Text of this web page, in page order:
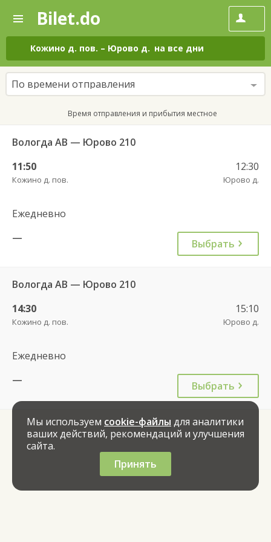
—
Поиск
и
покупка
билетов
на
автобус
онлайн
Bilet.do
Кожино д. пов. – Юрово д. на все дни
По времени отправления
Время отправления и прибытия местное
Вологда АВ — Юрово 210
11:50
Кожино д. пов.
12:30
Юрово д.
Ежедневно
—
Выбрать
Вологда АВ — Юрово 210
14:30
Кожино д. пов.
15:10
Юрово д.
Ежедневно
—
Выбрать
Мы используем cookie-файлы для аналитики
ваших действий, рекомендаций и улучшения
сайта.
Принять